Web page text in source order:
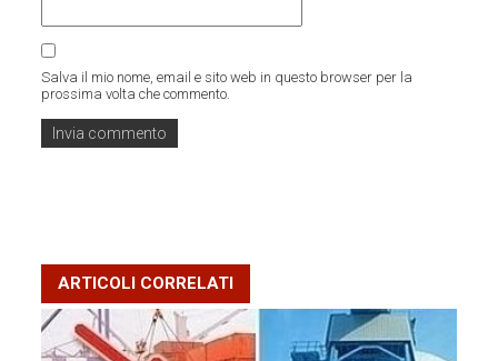
Salva il mio nome, email e sito web in questo browser per la
prossima volta che commento.
ARTICOLI CORRELATI